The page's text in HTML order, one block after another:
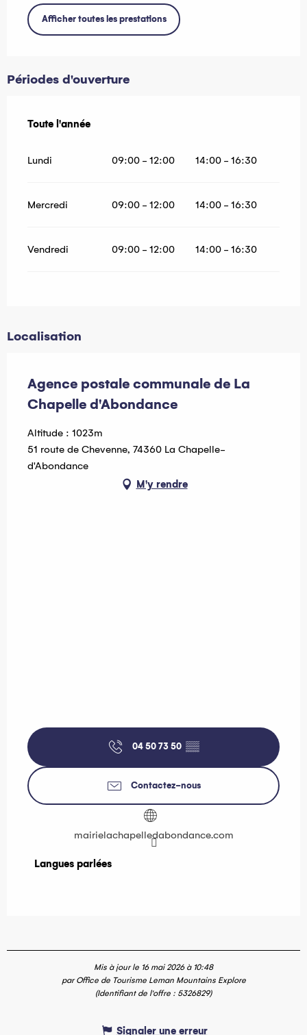
Afficher toutes les prestations
Périodes d'ouverture
Toute l'année
Toute l'année
Lundi 09:00 - 12:00 14:00 - 16:30
Mercredi 09:00 - 12:00 14:00 - 16:30
Vendredi 09:00 - 12:00 14:00 - 16:30
Localisation
Agence postale communale de La
Chapelle d'Abondance
Altitude : 1023m
51 route de Chevenne, 74360 La Chapelle-
d'Abondance
M'y rendre
04 50 73 50 ▒▒
Contactez-nous
mairielachapelledabondance.com
Langues parlées
Langues parlées
Mis à jour le 16 mai 2026 à 10:48
par Office de Tourisme Leman Mountains Explore
(Identifiant de l'offre : 5326829)
Signaler une erreur